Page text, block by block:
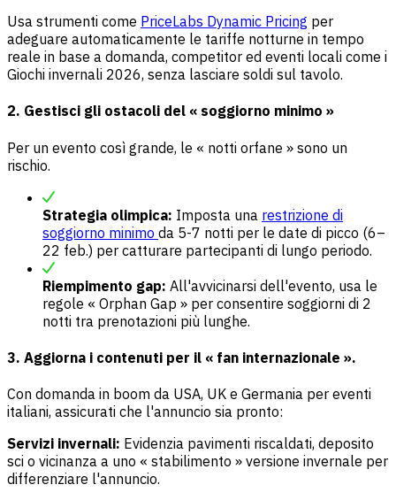
Usa strumenti come PriceLabs Dynamic Pricing per
adeguare automaticamente le tariffe notturne in tempo
reale in base a domanda, competitor ed eventi locali come i
Giochi invernali 2026, senza lasciare soldi sul tavolo.
2. Gestisci gli ostacoli del « soggiorno minimo »
Per un evento così grande, le « notti orfane » sono un
rischio.
Strategia olimpica: Imposta una restrizione di
soggiorno minimo da 5-7 notti per le date di picco (6–
22 feb.) per catturare partecipanti di lungo periodo.
Riempimento gap: All'avvicinarsi dell'evento, usa le
regole « Orphan Gap » per consentire soggiorni di 2
notti tra prenotazioni più lunghe.
3. Aggiorna i contenuti per il « fan internazionale ».
Con domanda in boom da USA, UK e Germania per eventi
italiani, assicurati che l'annuncio sia pronto:
Servizi invernali: Evidenzia pavimenti riscaldati, deposito
sci o vicinanza a uno « stabilimento » versione invernale per
differenziare l'annuncio.